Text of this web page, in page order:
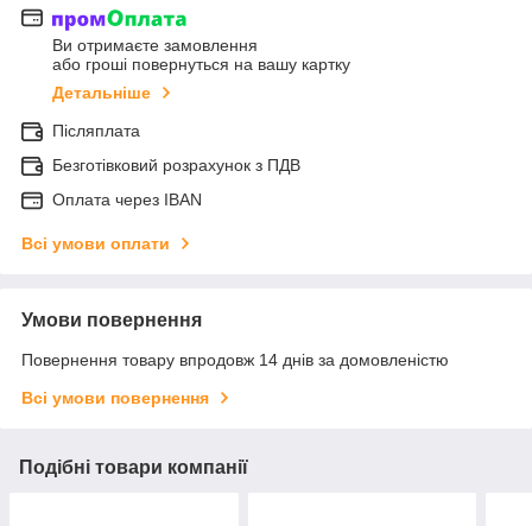
Ви отримаєте замовлення
або гроші повернуться на вашу картку
Детальніше
Післяплата
Безготівковий розрахунок з ПДВ
Оплата через IBAN
Всі умови оплати
Умови повернення
Повернення товару впродовж 14 днів за домовленістю
Всі умови повернення
Подібні товари компанії